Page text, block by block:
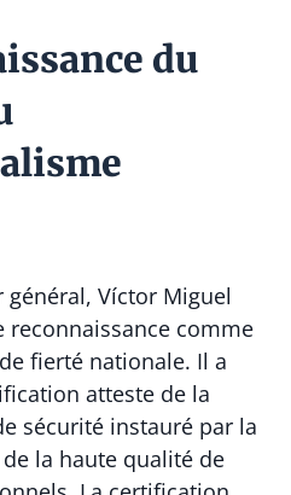
du
Víctor Miguel
reconnaissance comme
fierté nationale. Il a
atteste de la
sécurité instauré par la
la haute qualité de